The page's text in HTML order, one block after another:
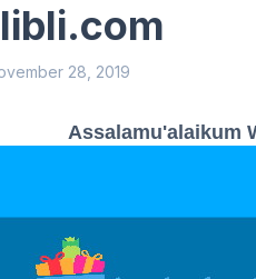
28, 2019
Assalamu'alaikum